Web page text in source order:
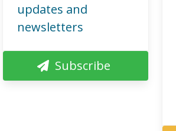
updates and
newsletters
Subscribe